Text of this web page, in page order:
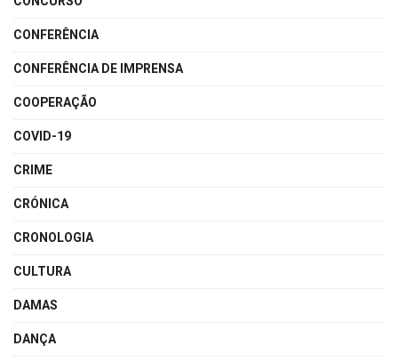
CONFERÊNCIA
CONFERÊNCIA DE IMPRENSA
COOPERAÇÃO
COVID-19
CRIME
CRÓNICA
CRONOLOGIA
CULTURA
DAMAS
DANÇA